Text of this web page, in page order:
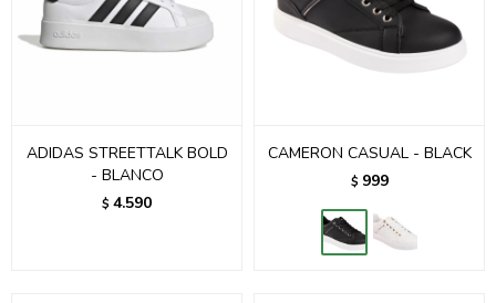
ADIDAS STREETTALK BOLD
- BLANCO
$ 4.590
CAMERON CASUAL - BLACK
$ 999